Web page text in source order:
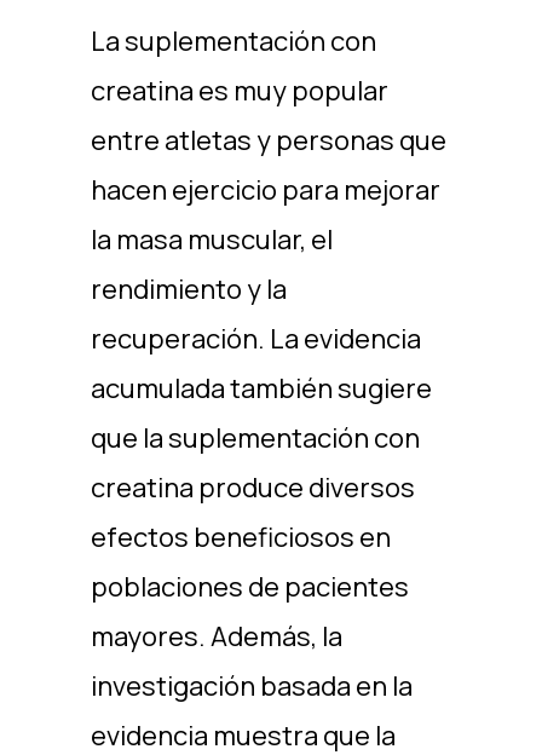
La suplementación con
creatina es muy popular
entre atletas y personas que
hacen ejercicio para mejorar
la masa muscular, el
rendimiento y la
recuperación. La evidencia
acumulada también sugiere
que la suplementación con
creatina produce diversos
efectos beneficiosos en
poblaciones de pacientes
mayores. Además, la
investigación basada en la
evidencia muestra que la